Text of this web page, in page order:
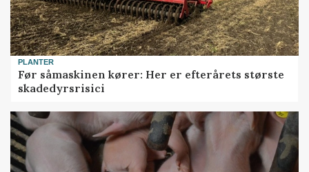
PLANTER
Før såmaskinen kører: Her er efterårets største
skadedyrsrisici